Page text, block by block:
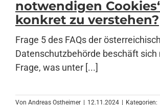
notwendigen
konkret zu verstehen?
Frage 5 des FAQs der
Datenschutzbehörde beschäft sich
Frage, was unter [...]
Von Andreas Ostheimer 12.11.2024
Kategorien: